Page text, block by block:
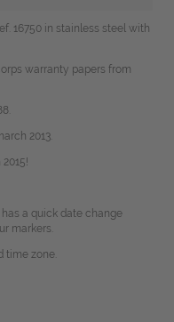
16750 in stainless steel with
warranty papers from
2013.
has a quick date change
markers.
time zone.